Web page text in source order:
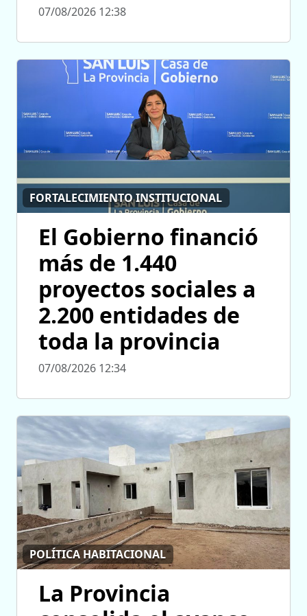
07/08/2026 12:38
FORTALECIMIENTO INSTITUCIONAL
El Gobierno financió
más de 1.440
proyectos sociales a
2.200 entidades de
toda la provincia
07/08/2026 12:34
POLÍTICA HABITACIONAL
La Provincia